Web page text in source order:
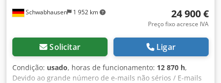
Schwabhausen 1 952 km 24 900 €
Preço fixo acresce IVA
Solicitar Ligar
Condição: usado, horas de funcionamento: 12 870 h,
Devido ao grande número de e-mails não sérios / E-mails